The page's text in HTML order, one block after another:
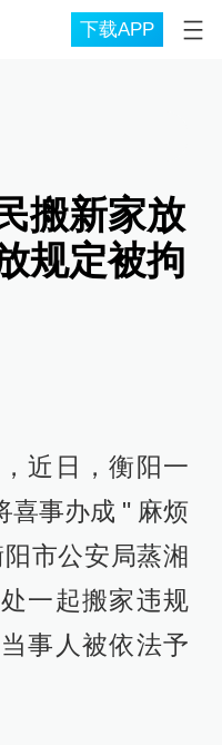
下载APP
搬新家放
规定被拘
近日，衡阳一
喜事办成 " 麻烦
市公安局蒸湘
一起搬家违规
事人被依法予